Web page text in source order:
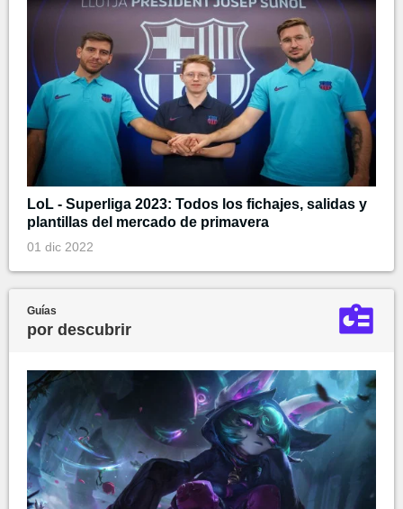
LoL - Superliga 2023: Todos los fichajes, salidas y
plantillas del mercado de primavera
01 dic 2022
Guías
por descubrir